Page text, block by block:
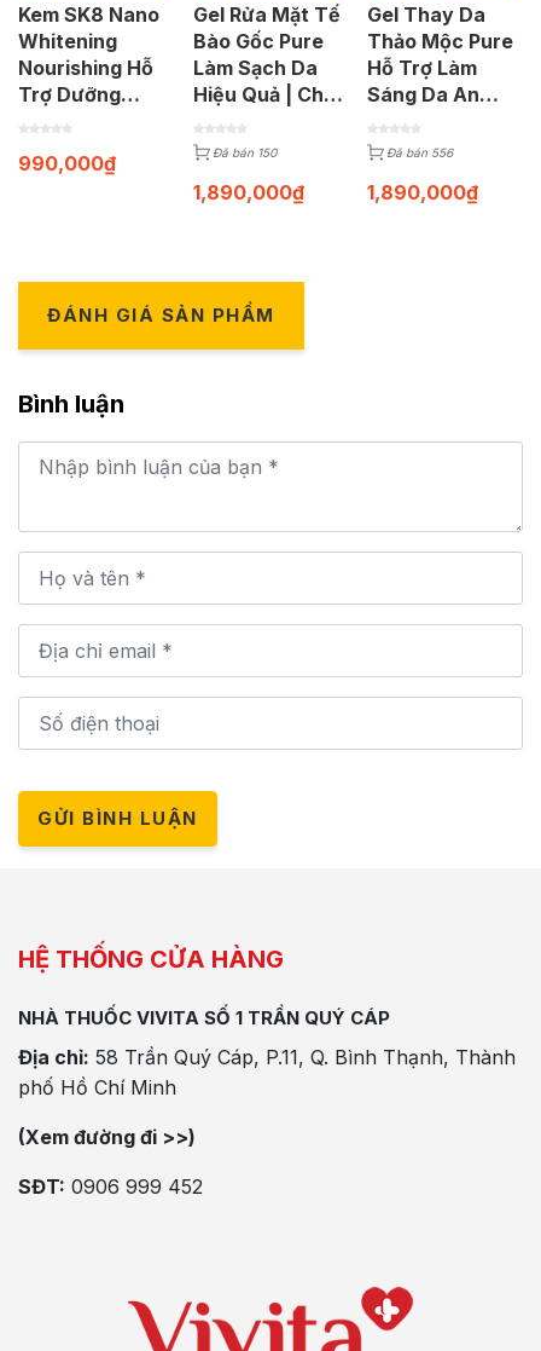
Kem SK8 Nano
Whitening
Nourishing Hỗ
Trợ Dưỡng
Trắng Da Ban
250ml
990,000₫
Gel Rửa Mặt Tế
Bào Gốc Pure
Làm Sạch Da
Hiệu Quả | Chai
100ml
Đã bán 150
1,890,000₫
Gel Thay Da
Thảo Mộc Pure
Hỗ Trợ Làm
Sáng Da An
Toàn | Chai
150ml
Đã bán 556
1,890,000₫
ĐÁNH GIÁ SẢN PHẨM
Bình luận
GỬI BÌNH LUẬN
HỆ THỐNG CỬA HÀNG
NHÀ THUỐC VIVITA SỐ 1 TRẦN QUÝ CÁP
Địa chỉ: 58 Trần Quý Cáp, P.11, Q. Bình Thạnh, Thành
phố Hồ Chí Minh
(Xem đường đi >>)
SĐT: 0906 999 452